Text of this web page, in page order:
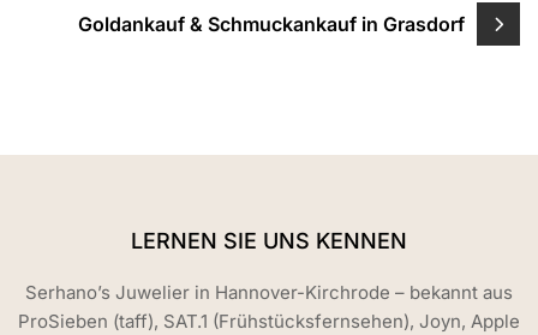
Goldankauf & Schmuckankauf in Grasdorf
LERNEN SIE UNS KENNEN
Serhano’s Juwelier in Hannover-Kirchrode – bekannt aus
ProSieben (taff), SAT.1 (Frühstücksfernsehen), Joyn, Apple